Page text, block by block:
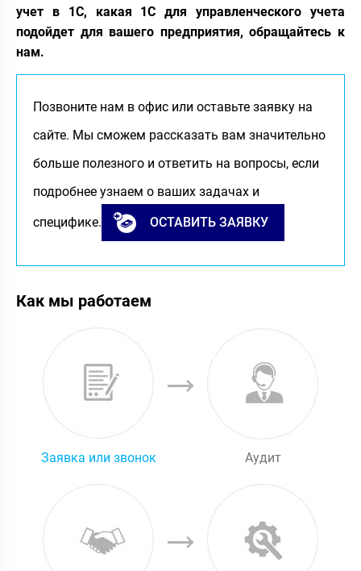
учет в 1С, какая 1С для управленческого учета
подойдет для вашего предприятия, обращайтесь к
нам.
Позвоните нам в офис или оставьте заявку на
сайте. Мы сможем рассказать вам значительно
больше полезного и ответить на вопросы, если
подробнее узнаем о ваших задачах и
специфике.
ОСТАВИТЬ ЗАЯВКУ
Как мы работаем
Заявка или звонок Аудит